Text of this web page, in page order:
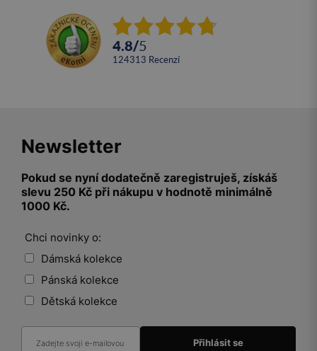
4.8/5
124313 recenzí
Newsletter
Pokud se nyní dodatečně zaregistruješ, získáš
slevu 250 Kč při nákupu v hodnotě minimálně
1000 Kč.
Chci novinky o:
Dámská kolekce
Pánská kolekce
Dětská kolekce